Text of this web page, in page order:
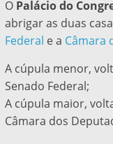
O Palácio do
abrigar as duas
Federal e a Câmara
A cúpula menor,
Senado Federal;
A cúpula maior,
Câmara dos